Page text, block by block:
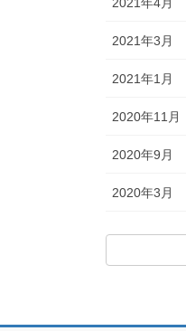
2021年3月
2021年1月
2020年11月
2020年9月
2020年3月